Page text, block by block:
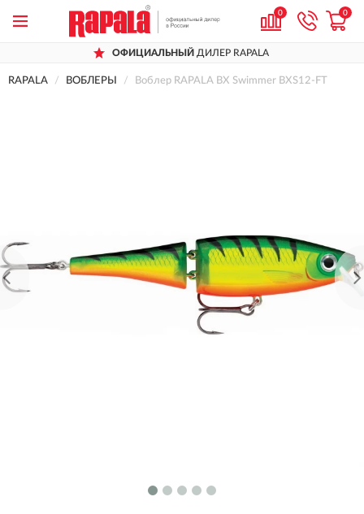
0 0
ОФИЦИАЛЬНЫЙ ДИЛЕР RAPALA
RAPALA ВОБЛЕРЫ Воблер RAPALA BX Swimmer BXS12-FT